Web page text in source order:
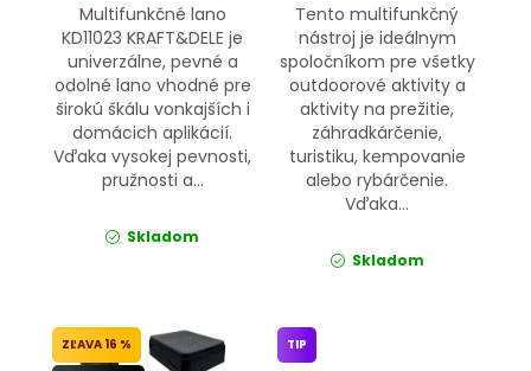
Multifunkčné lano
KD11023 KRAFT&DELE je
univerzálne, pevné a
odolné lano vhodné pre
širokú škálu vonkajších i
domácich aplikácií.
Vďaka vysokej pevnosti,
pružnosti a...
Skladom
Tento multifunkčný
nástroj je ideálnym
spoločníkom pre všetky
outdoorové aktivity a
aktivity na prežitie,
záhradkárčenie,
turistiku, kempovanie
alebo rybárčenie.
Vďaka...
Skladom
16 % TIP